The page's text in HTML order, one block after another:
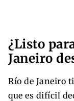
¿Listo
Janeiro
Río de Janeiro
que es difícil